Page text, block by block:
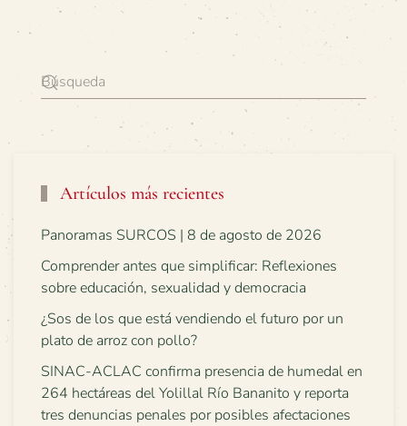
Artículos más recientes
Panoramas SURCOS | 8 de agosto de 2026
Comprender antes que simplificar: Reflexiones
sobre educación, sexualidad y democracia
¿Sos de los que está vendiendo el futuro por un
plato de arroz con pollo?
SINAC-ACLAC confirma presencia de humedal en
264 hectáreas del Yolillal Río Bananito y reporta
tres denuncias penales por posibles afectaciones